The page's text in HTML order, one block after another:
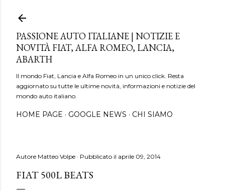
PASSIONE AUTO ITALIANE | NOTIZIE E
NOVITÀ FIAT, ALFA ROMEO, LANCIA,
ABARTH
Il mondo Fiat, Lancia e Alfa Romeo in un unico click. Resta
aggiornato su tutte le ultime novità, informazioni e notizie del
mondo auto italiano.
HOME PAGE GOOGLE NEWS CHI SIAMO
Autore Matteo Volpe Pubblicato il aprile 09, 2014
FIAT 500L BEATS